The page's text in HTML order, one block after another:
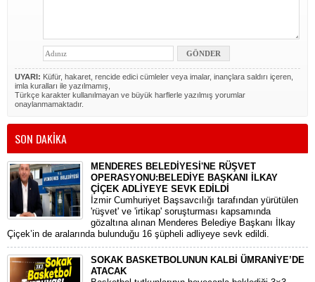
UYARI: Küfür, hakaret, rencide edici cümleler veya imalar, inançlara saldırı içeren,
imla kuralları ile yazılmamış,
Türkçe karakter kullanılmayan ve büyük harflerle yazılmış yorumlar
onaylanmamaktadır.
SON DAKİKA
MENDERES BELEDİYESİ'NE RÜŞVET
OPERASYONU:BELEDİYE BAŞKANI İLKAY
ÇİÇEK ADLİYEYE SEVK EDİLDİ
​İzmir Cumhuriyet Başsavcılığı tarafından yürütülen
'rüşvet' ve 'irtikap' soruşturması kapsamında
gözaltına alınan Menderes Belediye Başkanı İlkay
Çiçek’in de aralarında bulunduğu 16 şüpheli adliyeye sevk edildi.
SOKAK BASKETBOLUNUN KALBİ ÜMRANİYE’DE
ATACAK